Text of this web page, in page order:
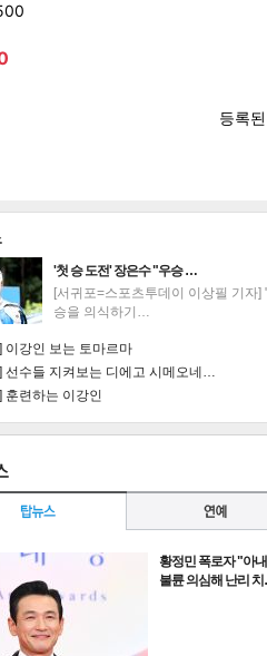
카카
'첫 승 도전' 장은수 "우승 …
[서귀포=스포츠투데이 이상필 기자]
승을 의식하기…
이강인 보는 토마르마
선수들 지켜보는 디에고 시메오네…
훈련하는 이강인
황정민 폭로자 "아
불륜 의심해 난리